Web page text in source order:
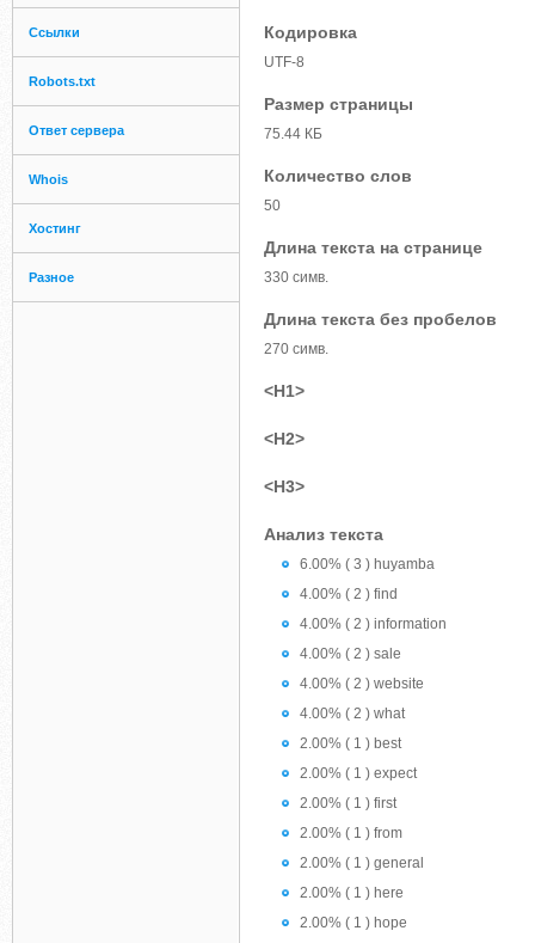
Ссылки
Robots.txt
Ответ сервера
Whois
Хостинг
Разное
Кодировка
UTF-8
Размер страницы
75.44 КБ
Количество слов
50
Длина текста на странице
330 симв.
Длина текста без пробелов
270 симв.
<H1>
<H2>
<H3>
Анализ текста
6.00% ( 3 ) huyamba
4.00% ( 2 ) find
4.00% ( 2 ) information
4.00% ( 2 ) sale
4.00% ( 2 ) website
4.00% ( 2 ) what
2.00% ( 1 ) best
2.00% ( 1 ) expect
2.00% ( 1 ) first
2.00% ( 1 ) from
2.00% ( 1 ) general
2.00% ( 1 ) here
2.00% ( 1 ) hope